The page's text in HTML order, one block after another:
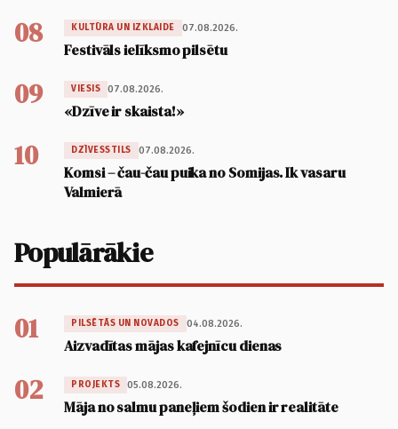
08 KULTŪRA UN IZKLAIDE 07.08.2026.
Festivāls ielīksmo pilsētu
09 VIESIS 07.08.2026.
«Dzīve ir skaista!»
10 DZĪVESSTILS 07.08.2026.
Komsi – čau-čau puika no Somijas. Ik vasaru
Valmierā
Populārākie
01 PILSĒTĀS UN NOVADOS 04.08.2026.
Aizvadītas mājas kafejnīcu dienas
02 PROJEKTS 05.08.2026.
Māja no salmu paneļiem šodien ir realitāte